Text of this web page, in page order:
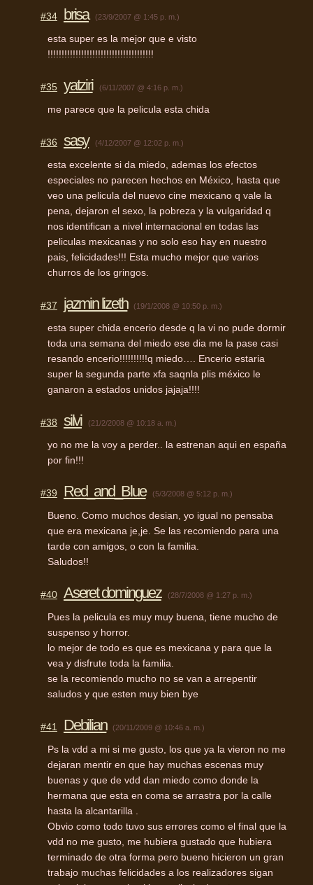
#34 brisa (23/9/2007 @ 1:45 p. m.)
esta super es la mejor que e visto
!!!!!!!!!!!!!!!!!!!!!!!!!!!!!!!!!!!!!!
#35 yatziri (6/11/2007 @ 4:16 p. m.)
me parece que la pelicula esta chida
#36 sasy (4/12/2007 @ 12:02 p. m.)
esta excelente si da miedo, ademas los efectos
especiales no parecen hechos en México, hasta que
veo una pelicula del nuevo cine mexicano q vale la
pena, dejaron el sexo, la pobreza y la vulgaridad q
nos identifican a nivel internacional en todas las
peliculas mexicanas y no solo eso hay en nuestro
pais, felicidades!!! Esta mucho mejor que varios
churros de los gringos.
#37 jazmin lizeth (19/1/2008 @ 10:50 p. m.)
esta super chida encerio desde q la vi no pude dormir
toda una semana del miedo ese dia me la pase casi
resando encerio!!!!!!!!!!q miedo…. Encerio estaria
super la segunda parte xfa saqnla plis méxico le
ganaron a estados unidos jajaja!!!!
#38 silvi (21/2/2008 @ 10:18 a. m.)
yo no me la voy a perder.. la estrenan aqui en españa
por fin!!!
#39 Red_and_Blue (5/3/2008 @ 5:12 p. m.)
Bueno. Como muchos desian, yo igual no pensaba
que era mexicana je,je. Se las recomiendo para una
tarde con amigos, o con la familia.
Saludos!!
#40 Aseret dominguez (28/7/2008 @ 1:27 p. m.)
Pues la pelicula es muy muy buena, tiene mucho de
suspenso y horror.
lo mejor de todo es que es mexicana y para que la
vea y disfrute toda la familia.
se la recomiendo mucho no se van a arrepentir
saludos y que esten muy bien bye
#41 Debilian (20/11/2009 @ 10:46 a. m.)
Ps la vdd a mi si me gusto, los que ya la vieron no me
dejaran mentir en que hay muchas escenas muy
buenas y que de vdd dan miedo como donde la
hermana que esta en coma se arrastra por la calle
hasta la alcantarilla .
Obvio como todo tuvo sus errores como el final que la
vdd no me gusto, me hubiera gustado que hubiera
terminado de otra forma pero bueno hicieron un gran
trabajo muchas felicidades a los realizadores sigan